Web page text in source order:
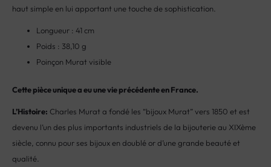
haut simple en lui apportant une touche de sophistication.
Longueur : 41 cm
Poids : 38,10 g
Poinçon Murat visible
Cette pièce unique a eu une vie précédente en France.
L’Histoire:
Charles Murat a fondé les “bijoux Murat” vers 1850 et est
devenu l’un des plus importants industriels de la bijouterie au XIXème
siècle, connu pour ses bijoux en doublé or d’une grande beauté et
qualité.